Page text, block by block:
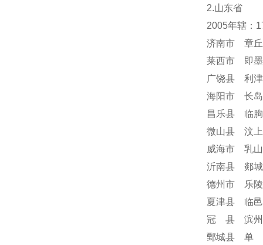
2.山东省
2005年辖：
济南市 章
莱西市 即
广饶县 利
海阳市 长
昌乐县 临
微山县 汶
威海市 乳
沂南县 郯
德州市 乐
夏津县 临
冠 县 滨州
鄄城县 单